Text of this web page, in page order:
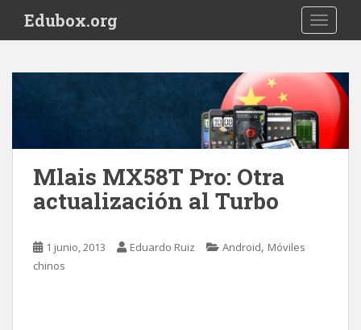
i
Edubox.org
Mlais MX58T Pro: Otra
actualización al Turbo
1 junio, 2013 Eduardo Ruiz Android, Móviles
chinos